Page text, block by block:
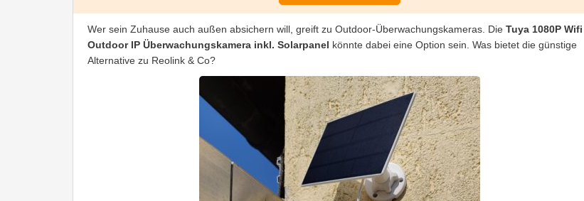
Wer sein Zuhause auch außen absichern will, greift zu Outdoor-Überwachungskameras. Die Tuya 1080P Wifi
Outdoor IP Überwachungskamera inkl. Solarpanel könnte dabei eine Option sein. Was bietet die günstige
Alternative zu Reolink & Co?